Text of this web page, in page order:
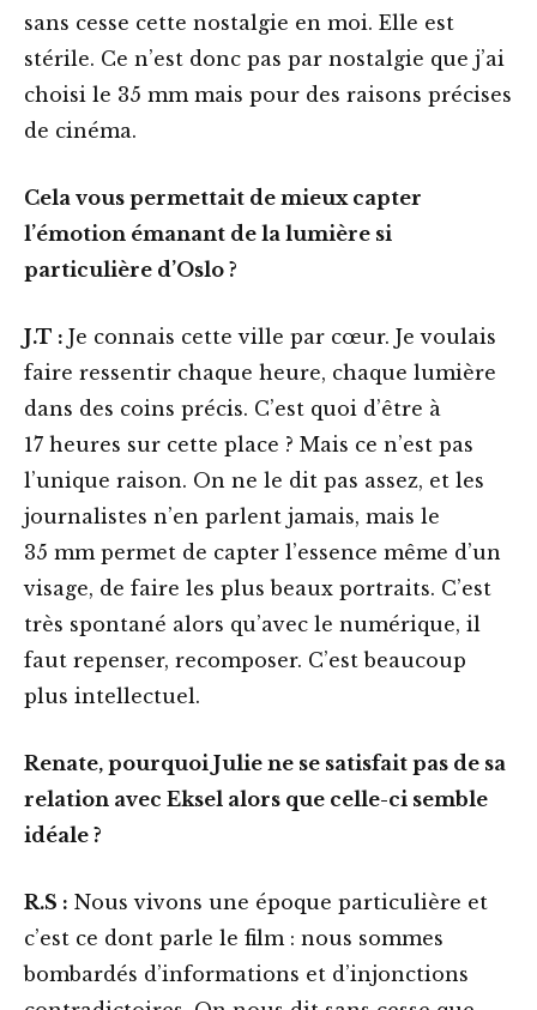
sans cesse cette nostalgie en moi. Elle est
stérile. Ce n’est donc pas par nostalgie que j’ai
choisi le 35 mm mais pour des raisons précises
de cinéma.
Cela vous permettait de mieux capter
l’émotion émanant de la lumière si
particulière d’Oslo ?
J.T : Je connais cette ville par cœur. Je voulais
faire ressentir chaque heure, chaque lumière
dans des coins précis. C’est quoi d’être à
17 heures sur cette place ? Mais ce n’est pas
l’unique raison. On ne le dit pas assez, et les
journalistes n’en parlent jamais, mais le
35 mm permet de capter l’essence même d’un
visage, de faire les plus beaux portraits. C’est
très spontané alors qu’avec le numérique, il
faut repenser, recomposer. C’est beaucoup
plus intellectuel.
Renate, pourquoi Julie ne se satisfait pas de sa
relation avec Eksel alors que celle-ci semble
idéale ?
R.S : Nous vivons une époque particulière et
c’est ce dont parle le film : nous sommes
bombardés d’informations et d’injonctions